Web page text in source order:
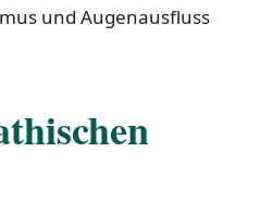
und Augenausfluss